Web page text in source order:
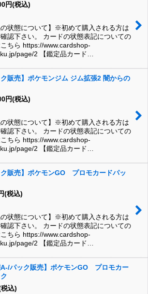
円(税込)
の状態について】※初めて購入される方は
認下さい。 カードの状態表記についての
ちら https://www.cardshop-
page/2 【鑑定品カード…
ク販売】ポケモンジム ジム拡張2 闇からの
円(税込)
の状態について】※初めて購入される方は
認下さい。 カードの状態表記についての
ちら https://www.cardshop-
page/2 【鑑定品カード…
ク販売】ポケモンGO プロモカードパッ
(税込)
の状態について】※初めて購入される方は
認下さい。 カードの状態表記についての
ちら https://www.cardshop-
page/2 【鑑定品カード…
A-/パック販売】ポケモンGO プロモカー
込)